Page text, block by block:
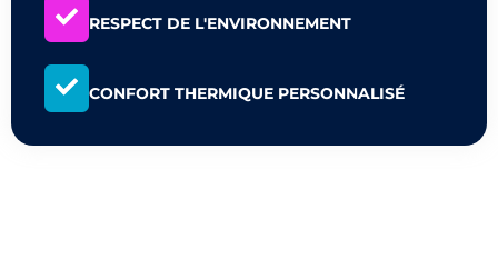
RESPECT DE L'ENVIRONNEMENT
CONFORT THERMIQUE PERSONNALISÉ